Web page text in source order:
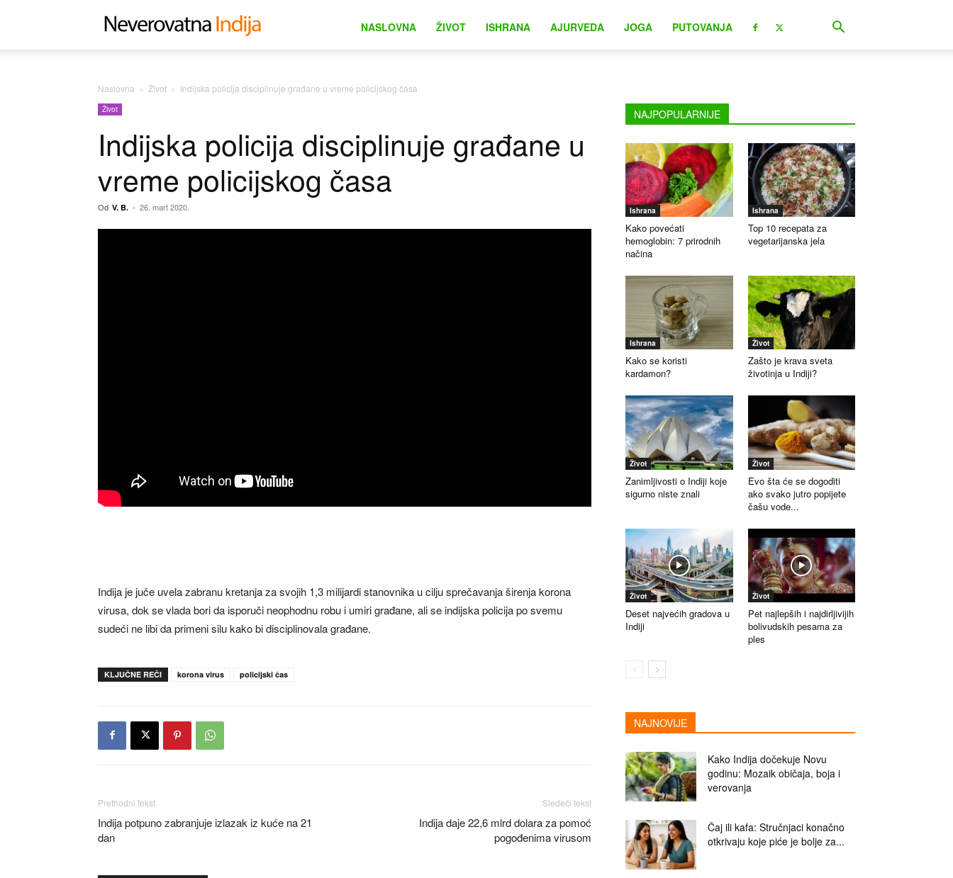
NASLOVNA ŽIVOT ISHRANA AJURVEDA JOGA PUTOVANJA
Naslovna Život Indijska policija disciplinuje građane u vreme policijskog časa
Život
Indijska policija disciplinuje građane u
vreme policijskog časa
Od V. B. - 26. mart 2020.
Indija je juče uvela zabranu kretanja za svojih 1,3 milijardi stanovnika u cilju sprečavanja širenja korona
virusa, dok se vlada bori da isporuči neophodnu robu i umiri građane, ali se indijska policija po svemu
sudeći ne libi da primeni silu kako bi disciplinovala građane.
KLJUČNE REČI korona virus policijski čas
Prethodni tekst
Indija potpuno zabranjuje izlazak iz kuće na 21
dan
Sledeći tekst
Indija daje 22,6 mlrd dolara za pomoć
pogođenima virusom
NAJPOPULARNIJE
Ishrana
Kako povećati
hemoglobin: 7 prirodnih
načina
Ishrana
Top 10 recepata za
vegetarijanska jela
Ishrana
Kako se koristi
kardamon?
Život
Zašto je krava sveta
životinja u Indiji?
Život
Zanimljivosti o Indiji koje
sigurno niste znali
Život
Evo šta će se dogoditi
ako svako jutro popijete
čašu vode...
Život
Deset najvećih gradova u
Indiji
Život
Pet najlepših i najdirljivijih
bolivudskih pesama za
ples
NAJNOVIJE
Kako Indija dočekuje Novu
godinu: Mozaik običaja, boja i
verovanja
Čaj ili kafa: Stručnjaci konačno
otkrivaju koje piće je bolje za...